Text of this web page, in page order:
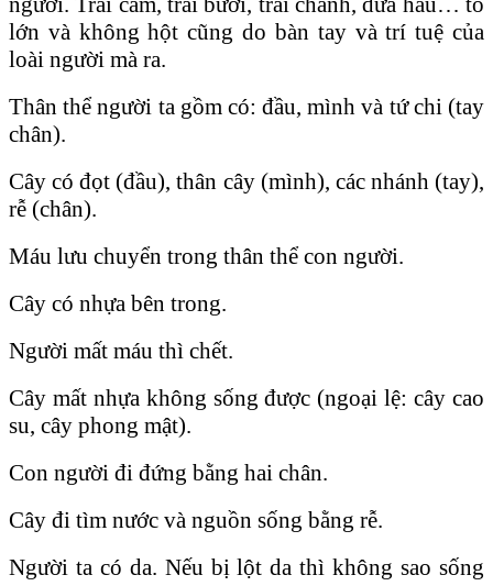
lớn và không hột cũng do bàn tay và trí tuệ của
loài người mà ra.
Thân thể người ta gồm có: đầu, mình và tứ chi (tay
chân).
Cây có đọt (đầu), thân cây (mình), các nhánh (tay),
rễ (chân).
Máu lưu chuyển trong thân thể con người.
Cây có nhựa bên trong.
Người mất máu thì chết.
Cây mất nhựa không sống được (ngoại lệ: cây cao
su, cây phong mật).
Con người đi đứng bằng hai chân.
Cây đi tìm nước và nguồn sống bằng rễ.
Người ta có da. Nếu bị lột da thì không sao sống